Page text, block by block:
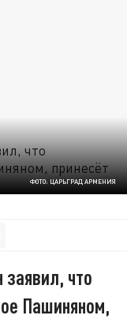
ФОТО: ЦАРЬГРАД АРМЕНИЯ
что
Пашиняном,